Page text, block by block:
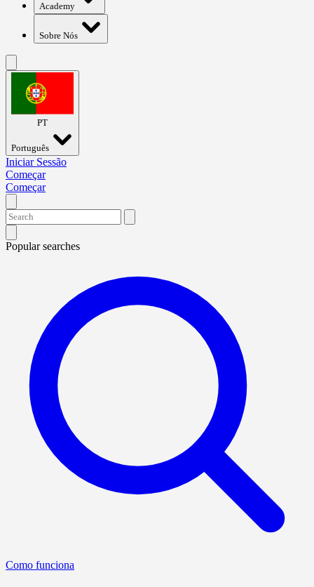
Academy
Sobre Nós
PT
Português
Iniciar Sessão
Começar
Começar
Popular searches
Como funciona